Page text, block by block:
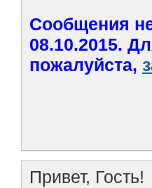
Сообщения
08.10.2015.
пожалуйста,
Привет, Гость!